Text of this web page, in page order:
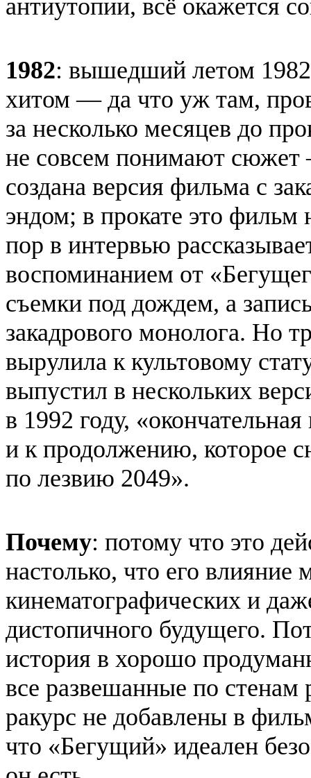
антиутопии, всё окажется
1982: вышедший летом
хитом — да что уж там,
за несколько месяцев до
не совсем понимают сюжет
создана версия фильма с
эндом; в прокате это
пор в интервью
воспоминанием от
съемки под дождем, а
закадрового монолога. Но
вырулила к культовому
выпустил в нескольких
в 1992 году,
и к продолжению, которое
по лезвию 2049».
Почему: потому что это
настолько, что его
кинематографических и
дистопичного будущего.
история в хорошо
все развешанные по
ракурс не добавлены в
что «Бегущий» идеален